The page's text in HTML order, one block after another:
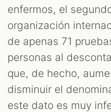
enfermos, el
organización
de apenas 71
personas al
que, de hecho,
disminuir el
este dato es muy